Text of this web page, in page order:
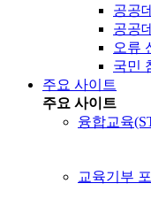
공공
공공
오류
국민
주요 사이트
주요 사이트
융합교육
교육기부